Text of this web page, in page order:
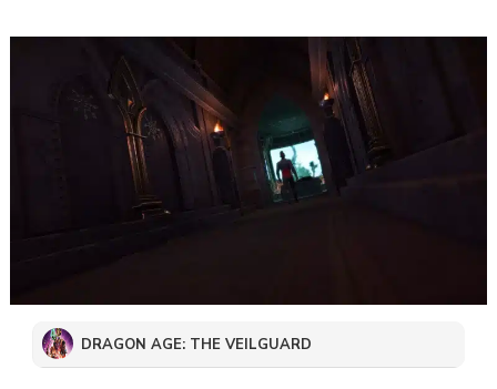
DRAGON AGE: THE VEILGUARD